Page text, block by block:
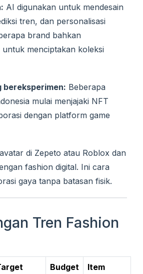
AI digunakan untuk mendesain
tren, dan personalisasi
brand bahkan
menciptakan koleksi
bereksperimen: Beberapa
mulai menjajaki NFT
dengan platform game
di Zepeto atau Roblox dan
fashion digital. Ini cara
gaya tanpa batasan fisik.
Tren Fashion
Budget
Item